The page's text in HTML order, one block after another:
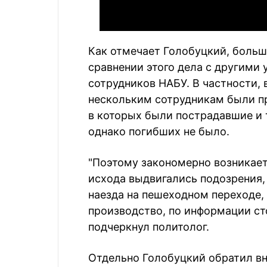
Как отмечает Голобуцкий,
сравнении этого дела с
сотрудников НАБУ. В
нескольким сотрудникам были
в которых были пострадавшие и
однако погибших не было.
"Поэтому закономерно
исхода выдвигались
наезда на пешеходном
производство, по информации
подчеркнул политолог.
Отдельно Голобуцкий обратил